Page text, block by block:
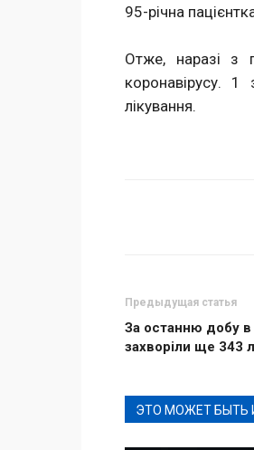
95-річна
Отже, наразі з
коронавірусу.
лікування.
Предыдущая статья
За останню добу в
захворіли ще 343
ЭТО МОЖЕТ БЫТЬ